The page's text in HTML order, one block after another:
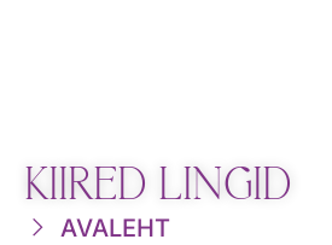
KIIRED LINGID
AVALEHT